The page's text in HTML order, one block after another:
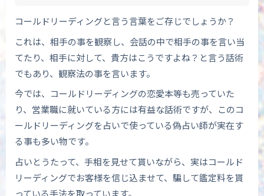
コールドリーディングと言う言葉をご存じでしょうか？
これは、相手の事を観察し、会話の中で相手の事を言い当
てたり、相手に対して、貴方はこうですよね？と言う話術
でもあり、観察法の事を言います。
今では、コールドリーディングの恋愛本等も売っていた
り、営業職に就いている方には有益な話術ですが、このコ
ールドリーディングを占いで使っている偽占い師が実在す
る事も多い物です。
占いとうたって、手相を見せて貰いながら、実はコールド
リーディングでお客様を信じ込ませて、騙して鑑定料を貰
っている手法を取っています。